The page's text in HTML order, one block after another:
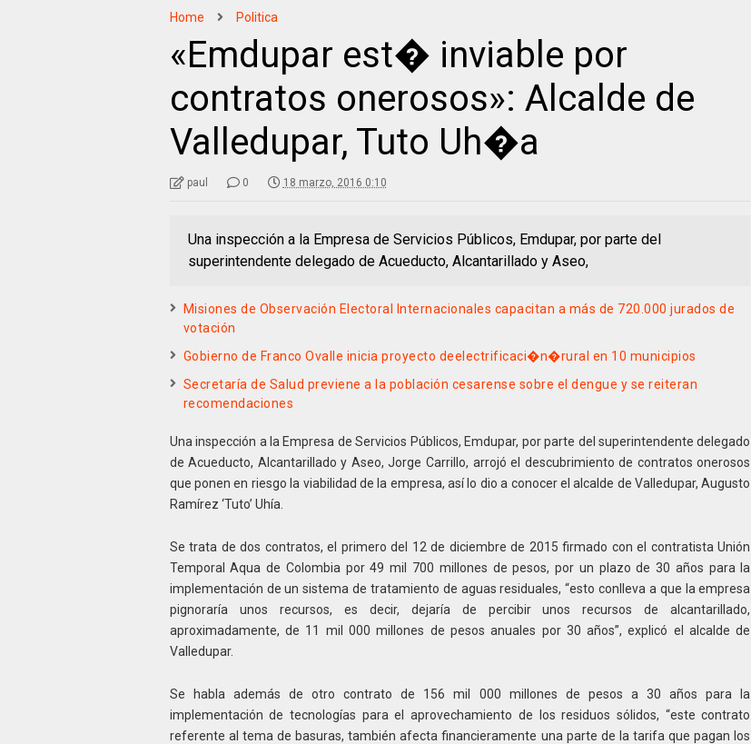
Home Politica
«Emdupar est� inviable por
contratos onerosos»: Alcalde de
Valledupar, Tuto Uh�a
paul 0 18 marzo, 2016 0:10
Una inspección a la Empresa de Servicios Públicos, Emdupar, por parte del
superintendente delegado de Acueducto, Alcantarillado y Aseo,
Misiones de Observación Electoral Internacionales capacitan a más de 720.000 jurados de
votación
Gobierno de Franco Ovalle inicia proyecto deelectrificaci�n�rural en 10 municipios
Secretaría de Salud previene a la población cesarense sobre el dengue y se reiteran
recomendaciones
Una inspección a la Empresa de Servicios Públicos, Emdupar, por parte del superintendente delegado
de Acueducto, Alcantarillado y Aseo, Jorge Carrillo, arrojó el descubrimiento de contratos onerosos
que ponen en riesgo la viabilidad de la empresa, así lo dio a conocer el alcalde de Valledupar, Augusto
Ramírez ‘Tuto’ Uhía.
Se trata de dos contratos, el primero del 12 de diciembre de 2015 firmado con el contratista Unión
Temporal Aqua de Colombia por 49 mil 700 millones de pesos, por un plazo de 30 años para la
implementación de un sistema de tratamiento de aguas residuales, “esto conlleva a que la empresa
pignoraría unos recursos, es decir, dejaría de percibir unos recursos de alcantarillado,
aproximadamente, de 11 mil 000 millones de pesos anuales por 30 años”, explicó el alcalde de
Valledupar.
Se habla además de otro contrato de 156 mil 000 millones de pesos a 30 años para la
implementación de tecnologías para el aprovechamiento de los residuos sólidos, “este contrato
referente al tema de basuras, también afecta financieramente una parte de la tarifa que pagan los